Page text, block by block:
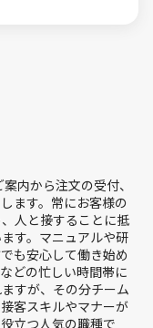
内から注文の受付、
ます。常にお客様の
人と接することに抵
す。マニュアルや研
も安心して働き始め
どの忙しい時間帯に
すが、その分チーム
客スキルやマナーが
立つ人気の職種で